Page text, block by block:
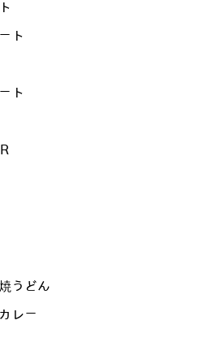
ト
ト
うどん
レー